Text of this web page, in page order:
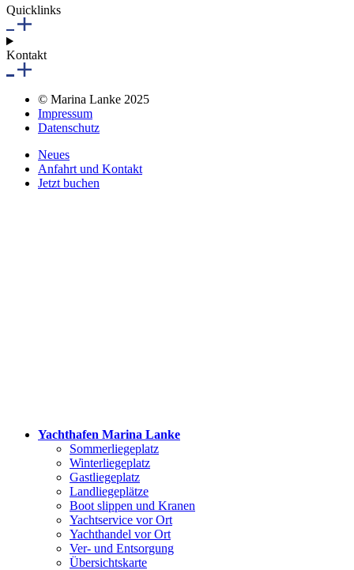
Quicklinks
Kontakt
© Marina Lanke 2025
Impressum
Datenschutz
Neues
Anfahrt und Kontakt
Jetzt buchen
Yachthafen Marina Lanke
Sommerliegeplatz
Winterliegeplatz
Gastliegeplatz
Landliegeplätze
Boot slippen und Kranen
Yachtservice vor Ort
Yachthandel vor Ort
Ver- und Entsorgung
Übersichtskarte